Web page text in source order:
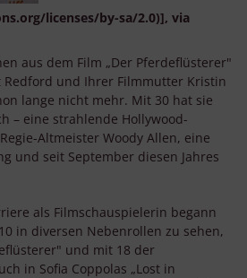
licenses/by-sa/2.0)], via
aus dem Film „Der Pferdeflüsterer"
Redford und Ihrer Filmmutter Kristin
lange nicht mehr. Mit 30 hat sie
– eine strahlende Hollywood-
Altmeister Woody Allen, eine
und seit September diesen Jahres
als Filmschauspielerin begann
in diversen Nebenrollen zu sehen,
und mit 18 der
in Sofia Coppolas „Lost in